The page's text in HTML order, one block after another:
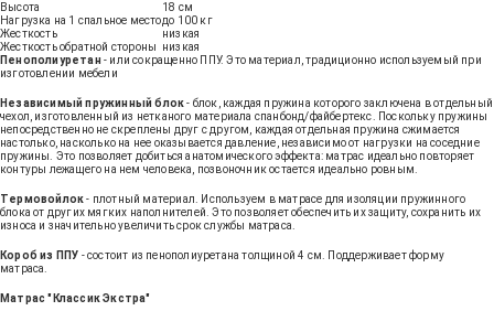
Высота
18 см
Нагрузка на 1 спальное местодо 100 кг
Жесткость
низкая
Жесткость обратной стороны
низкая
Пенополиуретан - или сокращенно ППУ. Это материал, традиционно используемый при
изготовлении мебели
Независимый пружинный блок- блок, каждая пружина которого заключена в отдельный
чехол, изготовленный из нетканого материала спанбонд/файбертекс. Поскольку пружины
непосредственно не скреплены друг с другом, каждая отдельная пружина сжимается
настолько, насколько на нее оказывается давление, независимо от нагрузки на соседние
пружины. Это позволяет добиться анатомического эффекта: матрас идеально повторяет
контуры лежащего на нем человека, позвоночник остается идеально ровным.
Термовойлок- плотный материал. Используем в матрасе для изоляции пружинного
блока от других мягких наполнителей. Это позволяет обеспечить их защиту, сохранить их
износа и значительно увеличить срок службы матраса.
Короб из ППУ - состоит из пенополиуретана толщиной 4 см. Поддерживает форму
матраса.
Матрас "Классик Экстра"